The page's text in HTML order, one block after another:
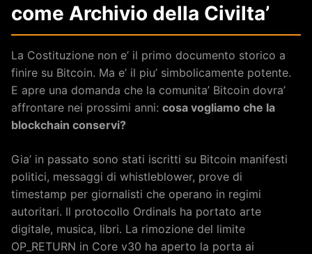
come Archivio della Civilta’
La Costituzione non e’ il primo documento storico a
finire su Bitcoin. Ma e’ il piu’ simbolicamente potente.
E apre una domanda che la comunita’ Bitcoin dovra’
affrontare nei prossimi anni: cosa vogliamo che la
blockchain conservi?
Gia’ in passato sono stati iscritti su Bitcoin manifesti
politici, messaggi di whistleblower, prove di
timestamp per giornalisti che operano in regimi
autoritari. Il protocollo Ordinals ha portato arte
digitale, musica, libri. La rimozione del limite
OP_RETURN in Core v30 ha aperto la porta ai